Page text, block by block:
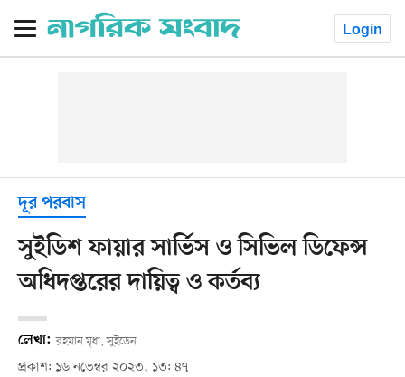
Login
দূর পরবাস
সুইডিশ ফায়ার সার্ভিস ও সিভিল ডিফেন্স
অধিদপ্তরের দায়িত্ব ও কর্তব্য
লেখা: রহমান মৃধা, সুইডেন
প্রকাশ: ১৬ নভেম্বর ২০২৩, ১৩: ৪৭